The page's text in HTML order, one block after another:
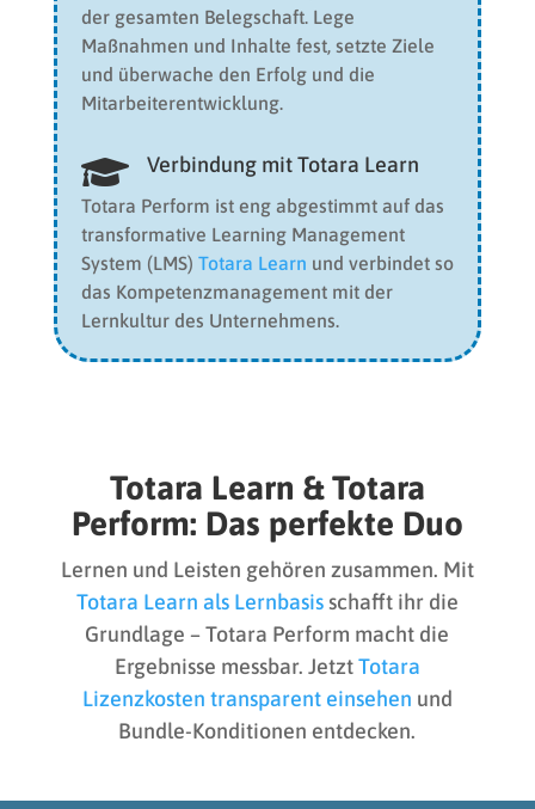
der gesamten Belegschaft. Lege
Maßnahmen und Inhalte fest, setzte Ziele
und überwache den Erfolg und die
Mitarbeiterentwicklung.
 Verbindung mit Totara Learn
Totara Perform ist eng abgestimmt auf das
transformative Learning Management
System (LMS) Totara Learn und verbindet so
das Kompetenzmanagement mit der
Lernkultur des Unternehmens.
Totara Learn & Totara
Perform: Das perfekte Duo
Lernen und Leisten gehören zusammen. Mit
Totara Learn als Lernbasisschafft ihr die
Grundlage – Totara Perform macht die
Ergebnisse messbar. JetztTotara
Lizenzkosten transparent einsehen und
Bundle-Konditionen entdecken.